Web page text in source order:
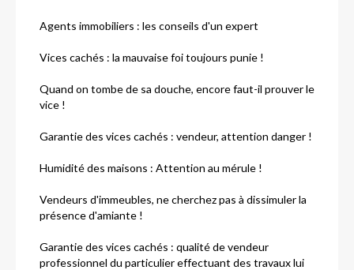
Agents immobiliers : les conseils d'un expert
Vices cachés : la mauvaise foi toujours punie !
Quand on tombe de sa douche, encore faut-il prouver le
vice !
Garantie des vices cachés : vendeur, attention danger !
Humidité des maisons : Attention au mérule !
Vendeurs d'immeubles, ne cherchez pas à dissimuler la
présence d'amiante !
Garantie des vices cachés : qualité de vendeur
professionnel du particulier effectuant des travaux lui